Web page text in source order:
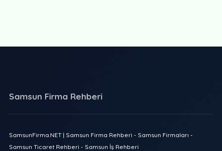
Samsun Firma Rehberi
SamsunFirma.NET | Samsun Firma Rehberi - Samsun Firmaları -
Samsun Ticaret Rehberi - Samsun İş Rehberi